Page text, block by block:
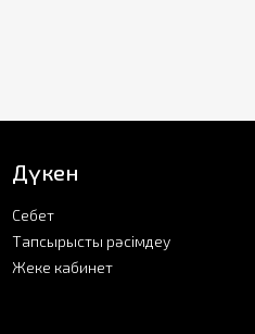
Дүкен
Себет
Тапсырысты рәсімдеу
Жеке кабинет